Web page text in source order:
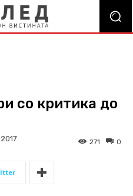
со критика до
0
271